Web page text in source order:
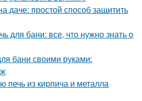
даче: простой способ защитить
для бани: все, что нужно знать о
бани своими руками:
печь из кирпича и металла